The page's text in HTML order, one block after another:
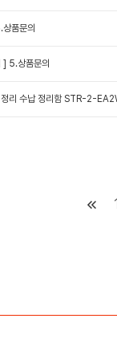
상품문의
] 5.상품문의
정리 수납 정리함 STR-2-